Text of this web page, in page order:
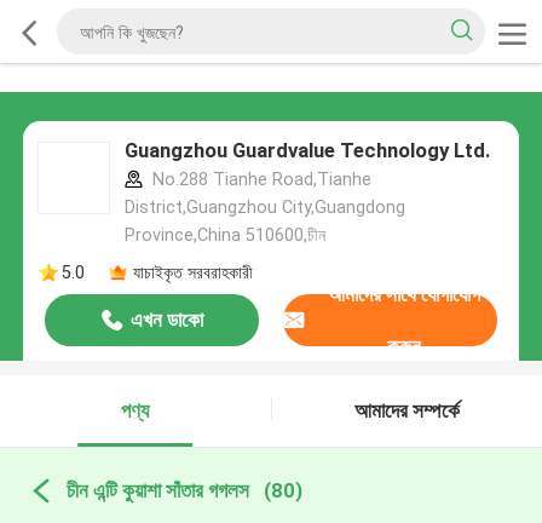
Guangzhou Guardvalue Technology Ltd.
No.288 Tianhe Road,Tianhe
District,Guangzhou City,Guangdong
Province,China 510600,চীন
5.0
যাচাইকৃত সরবরাহকারী
এখন ডাকো
আমাদের সাথে যোগাযোগ
করুন
পণ্য আমাদের সম্পর্কে
চীন এন্টি কুয়াশা সাঁতার গগলস (80)